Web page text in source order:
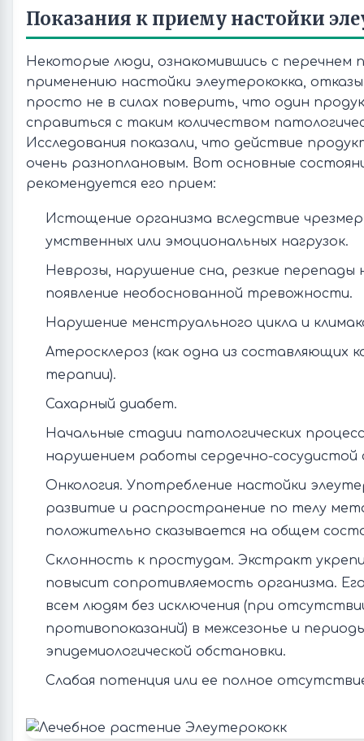
Показания к приему настойки
Некоторые люди, ознакомившись с перечнем
применению настойки элеутерококка,
просто не в силах поверить, что один
справиться с таким количеством
Исследования показали, что действие
очень разноплановым. Вот основные
рекомендуется его прием:
Истощение организма вследствие
умственных или эмоциональных нагрузок.
Неврозы, нарушение сна, резкие перепады
появление необоснованной тревожности.
Нарушение менструального цикла и
Атеросклероз (как одна из составляющих
терапии).
Сахарный диабет.
Начальные стадии патологических
нарушением работы сердечно-сосудистой
Онкология. Употребление настойки
развитие и распространение по телу
положительно сказывается на общем
Склонность к простудам. Экстракт
повысит сопротивляемость организма.
всем людям без исключения (при
противопоказаний) в межсезонье и
эпидемиологической обстановки.
Слабая потенция или ее полное